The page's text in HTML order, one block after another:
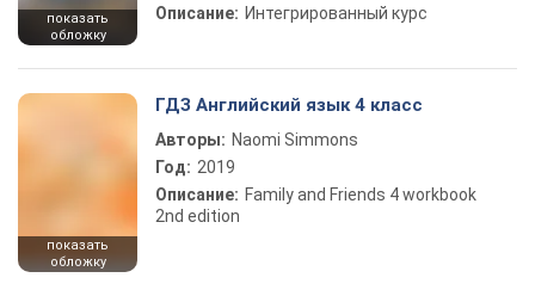
показать
обложку
Описание: Интегрированный курс
показать
обложку
ГДЗ Английский язык 4 класс
Авторы: Naomi Simmons
Год: 2019
Описание: Family and Friends 4 workbook
2nd edition